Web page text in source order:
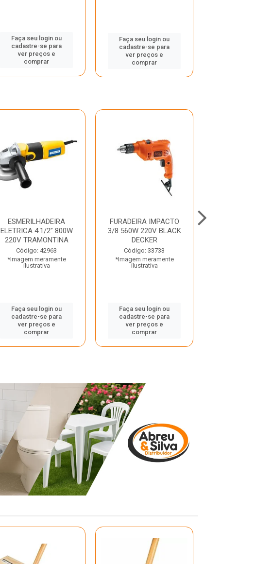
Faça seu login ou
cadastre-se para
ver preços e
comprar
Faça seu login ou
cadastre-se para
ver preços e
comprar
ESMERILHADEIRA
ELETRICA 4.1/2” 800W
220V TRAMONTINA
Código: 42963
*Imagem meramente
ilustrativa
Faça seu login ou
cadastre-se para
ver preços e
comprar
FURADEIRA IMPACTO
3/8 560W 220V BLACK
DECKER
Código: 33733
*Imagem meramente
ilustrativa
Faça seu login ou
cadastre-se para
ver preços e
comprar